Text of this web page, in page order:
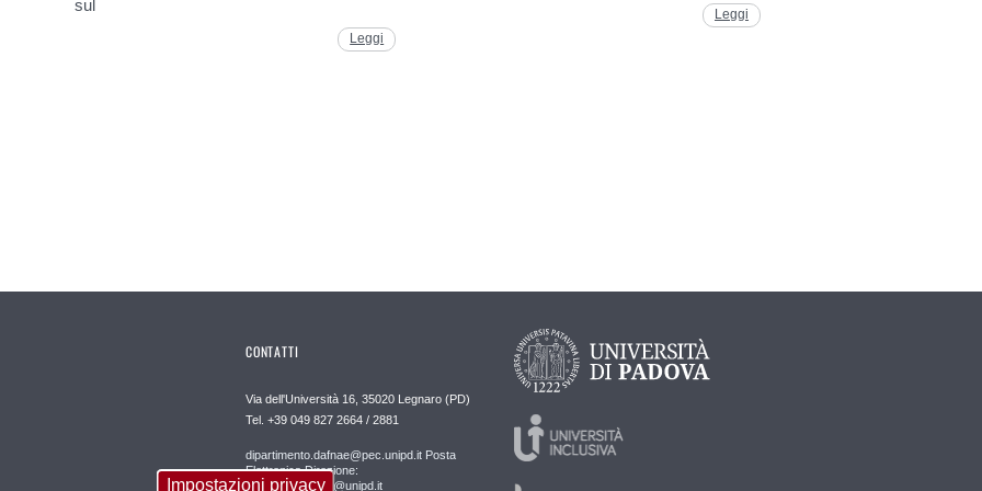
sul
Leggi
Leggi
CONTATTI
Via dell'Università 16, 35020 Legnaro (PD)
Tel. +39 049 827 2664 / 2881
dipartimento.dafnae@pec.unipd.it Posta
Elettronica Direzione:
direzione.dafnae@unipd.it
Impostazioni privacy